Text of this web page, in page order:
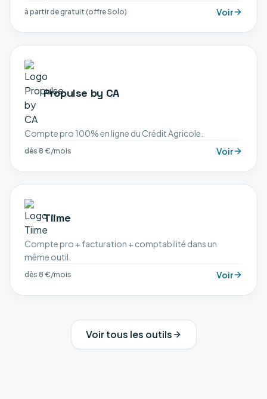
à partir de gratuit (offre Solo) Voir
Propulse by CA
Compte pro 100% en ligne du Crédit Agricole.
dès 8 €/mois Voir
Tiime
Compte pro + facturation + comptabilité dans un
même outil.
dès 8 €/mois Voir
Voir tous les outils